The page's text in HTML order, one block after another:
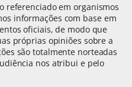
referenciado em organismos
informações com base em
oficiais, de modo que
próprias opiniões sobre a
são totalmente norteadas
nos atribui e pelo